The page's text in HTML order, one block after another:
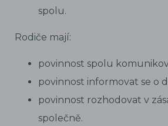
spolu.
Rodiče mají:
povinnost spolu
povinnost informovat se o
povinnost rozhodovat v
společně.